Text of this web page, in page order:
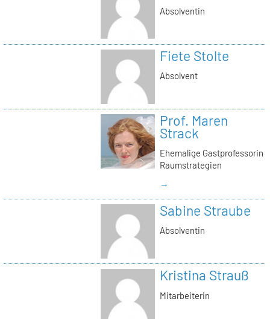
Absolventin
Fiete Stolte
Absolvent
Prof. Maren
Strack
Ehemalige Gastprofessorin
Raumstrategien
→
Sabine Straube
Absolventin
Kristina Strauß
Mitarbeiterin